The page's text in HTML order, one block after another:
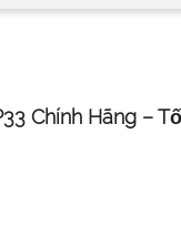
Chính Hãng –